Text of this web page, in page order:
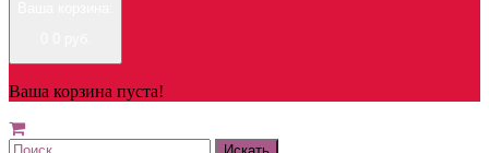
Ваша корзина пуста!